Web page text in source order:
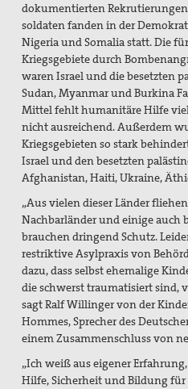
dokumentierten
soldaten fanden in der
Nigeria und Somalia statt. Die
Kriegsgebiete durch
waren Israel und die besetzten
Sudan, Myanmar und Burkina
Mittel fehlt humanitäre Hilfe
nicht ausreichend. Außerdem
Kriegsgebieten so stark
Israel und den besetzten
Afghanistan, Haiti, Ukraine,
„Aus vielen dieser Länder
Nachbarländer und einige auch
brauchen dringend Schutz.
restriktive Asylpraxis von
dazu, dass selbst ehemalige
die schwerst traumatisiert sind,
sagt Ralf Willinger von der
Hommes, Sprecher des
einem Zusammenschluss von
„Ich weiß aus eigener
Hilfe, Sicherheit und Bildung